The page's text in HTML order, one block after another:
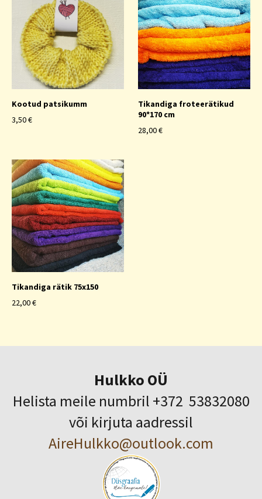
Kootud patsikumm
3,50 €
Tikandiga froteerätikud
90*170 cm
28,00 €
Tikandiga rätik 75x150
22,00 €
Hulkko OÜ
Helista meile numbril +372 53832080
või kirjuta aadressil
AireHulkko@outlook.com